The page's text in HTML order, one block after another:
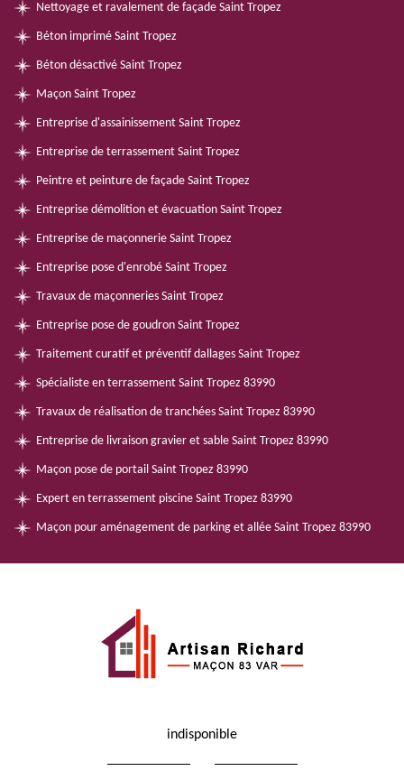
Nettoyage et ravalement de façade Saint Tropez
Béton imprimé Saint Tropez
Béton désactivé Saint Tropez
Maçon Saint Tropez
Entreprise d'assainissement Saint Tropez
Entreprise de terrassement Saint Tropez
Peintre et peinture de façade Saint Tropez
Entreprise démolition et évacuation Saint Tropez
Entreprise de maçonnerie Saint Tropez
Entreprise pose d'enrobé Saint Tropez
Travaux de maçonneries Saint Tropez
Entreprise pose de goudron Saint Tropez
Traitement curatif et préventif dallages Saint Tropez
Spécialiste en terrassement Saint Tropez 83990
Travaux de réalisation de tranchées Saint Tropez 83990
Entreprise de livraison gravier et sable Saint Tropez 83990
Maçon pose de portail Saint Tropez 83990
Expert en terrassement piscine Saint Tropez 83990
Maçon pour aménagement de parking et allée Saint Tropez 83990
indisponible